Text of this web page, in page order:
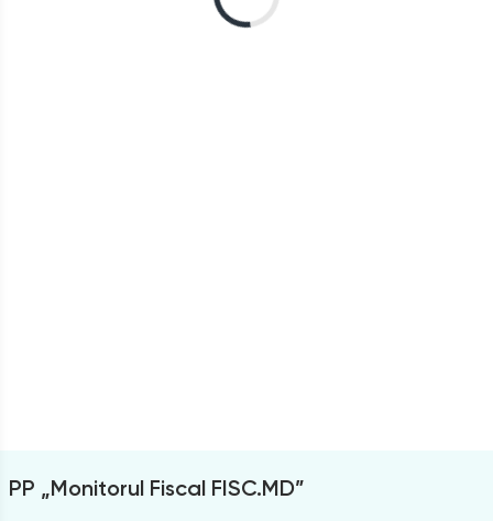
PP „Monitorul Fiscal FISC.MD”